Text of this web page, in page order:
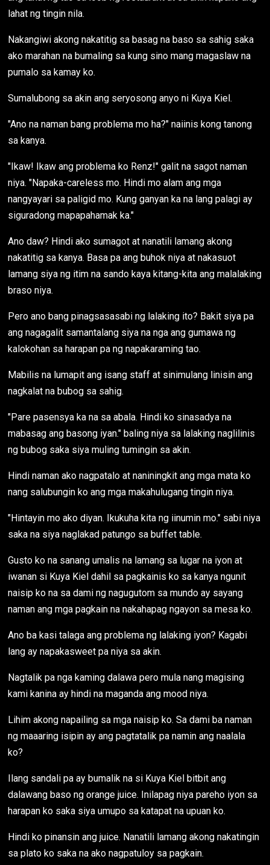
lahat ng tingin nila.
Nakangiwi akong nakatitig sa basag na baso sa sahig saka
ako marahan na bumaling sa kung sino mang magaslaw na
pumalo sa kamay ko.
Sumalubong sa akin ang seryosong anyo ni Kuya Kiel.
"Ano na naman bang problema mo ha?" naiinis kong tanong
sa kanya.
"Ikaw! Ikaw ang problema ko Renz!" galit na sagot naman
niya. "Napaka-careless mo. Hindi mo alam ang mga
nangyayari sa paligid mo. Kung ganyan ka na lang palagi ay
siguradong mapapahamak ka."
Ano daw? Hindi ako sumagot at nanatili lamang akong
nakatitig sa kanya. Basa pa ang buhok niya at nakasuot
lamang siya ng itim na sando kaya kitang-kita ang malalaking
braso niya.
Pero ano bang pinagsasasabi ng lalaking ito? Bakit siya pa
ang nagagalit samantalang siya na nga ang gumawa ng
kalokohan sa harapan pa ng napakaraming tao.
Mabilis na lumapit ang isang staff at sinimulang linisin ang
nagkalat na bubog sa sahig.
"Pare pasensya ka na sa abala. Hindi ko sinasadya na
mabasag ang basong iyan." baling niya sa lalaking naglilinis
ng bubog saka siya muling tumingin sa akin.
Hindi naman ako nagpatalo at naniningkit ang mga mata ko
nang salubungin ko ang mga makahulugang tingin niya.
"Hintayin mo ako diyan. Ikukuha kita ng iinumin mo." sabi niya
saka na siya naglakad patungo sa buffet table.
Gusto ko na sanang umalis na lamang sa lugar na iyon at
iwanan si Kuya Kiel dahil sa pagkainis ko sa kanya ngunit
naisip ko na sa dami ng nagugutom sa mundo ay sayang
naman ang mga pagkain na nakahapag ngayon sa mesa ko.
Ano ba kasi talaga ang problema ng lalaking iyon? Kagabi
lang ay napakasweet pa niya sa akin.
Nagtalik pa nga kaming dalawa pero mula nang magising
kami kanina ay hindi na maganda ang mood niya.
Lihim akong napailing sa mga naisip ko. Sa dami ba naman
ng maaaring isipin ay ang pagtatalik pa namin ang naalala
ko?
Ilang sandali pa ay bumalik na si Kuya Kiel bitbit ang
dalawang baso ng orange juice. Inilapag niya pareho iyon sa
harapan ko saka siya umupo sa katapat na upuan ko.
Hindi ko pinansin ang juice. Nanatili lamang akong nakatingin
sa plato ko saka na ako nagpatuloy sa pagkain.